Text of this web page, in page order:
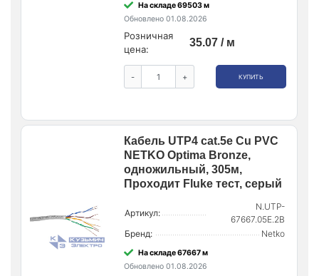
На складе 69503 м
Обновлено 01.08.2026
Розничная
цена:
35.07 / м
- + КУПИТЬ
Кабель UTP4 cat.5е Cu PVC
NETKO Optima Bronze,
одножильный, 305м,
Проходит Fluke тест, серый
Артикул:
N.UTP-
67667.05E.2B
Бренд:
Netko
На складе 67667 м
Обновлено 01.08.2026